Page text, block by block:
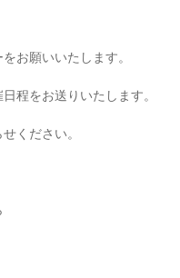
お願いいたします。
程をお送りいたします。
ください。